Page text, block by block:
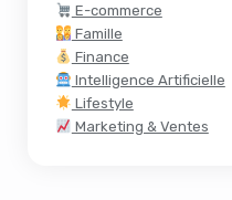
E-commerce
Famille
Finance
Intelligence Artificielle
Lifestyle
Marketing & Ventes